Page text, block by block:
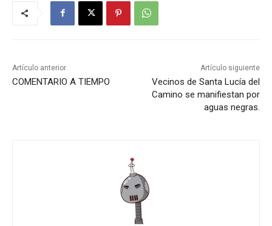
Artículo anterior
COMENTARIO A TIEMPO
Artículo siguiente
Vecinos de Santa Lucía del
Camino se manifiestan por
aguas negras.